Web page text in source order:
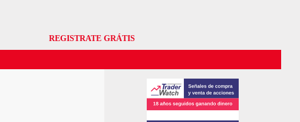
REGISTRATE GRÁTIS